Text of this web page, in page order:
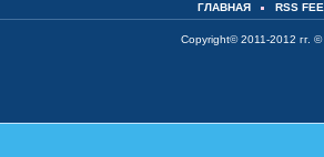
ГЛАВНАЯ RSS
Copyright© 2011-2012 гг. ©